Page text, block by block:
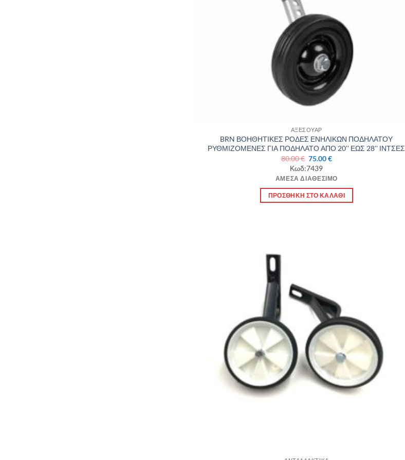
ΑΞΕΣΟΥΑΡ
BRN ΒΟΗΘΗΤΙΚΕΣ ΡΟΔΕΣ ΕΝΗΛΙΚΩΝ ΠΟΔΗΛΑΤΟΥ
ΡΥΘΜΙΖΟΜΕΝΕΣ ΓΙΑ ΠΟΔΗΛΑΤΟ ΑΠΟ 20'' ΕΩΣ 28'' ΙΝΤΣΕΣ
80.00€ Original
price
was:
80.00 €.
75.00€Η
είναι:
75.00 €.
Κωδ:7439
ΆΜΕΣΑ ΔΙΑΘΈΣΙΜΟ
ΠΡΟΣΘΉΚΗ ΣΤΟ ΚΑΛΆΘΙ